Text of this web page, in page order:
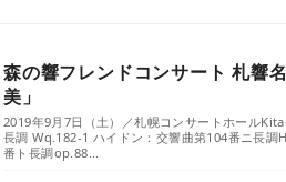
森の響フレンドコンサート 札響
美」
2019年9月7日（土）／札幌コンサートホール
長調 Wq.182-1 ハイドン：交響曲第104番ニ長
番ト長調op.88...